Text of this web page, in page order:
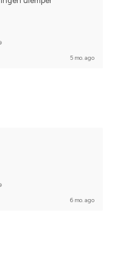
5 mo. ago
6 mo. ago